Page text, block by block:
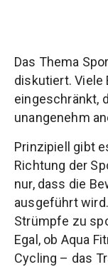
Das Thema
diskutiert. Viele
eingeschränkt,
unangenehm
Prinzipiell gibt
Richtung der
nur, dass die
ausgeführt
Strümpfe zu
Egal, ob Aqua
Cycling – das